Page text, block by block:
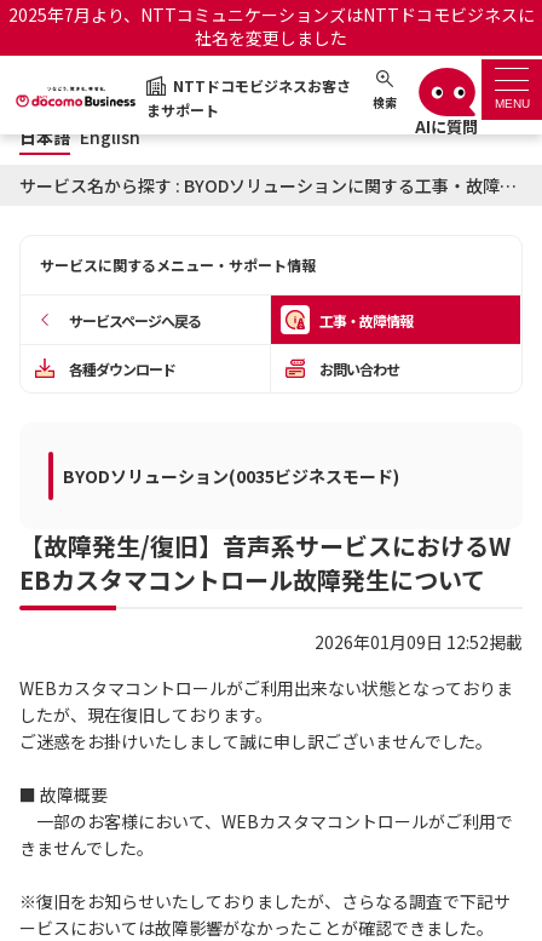
2025年7月より、NTTコミュニケーションズはNTTドコモビジネスに
社名を変更しました
NTTドコモビジネスお客さ
まサポート
検索 MENU
NTTドコモビジネスお客さまサポート 日本語 English
サポートトップ
お知らせ サポートサイトの使い方
日本語 English
サービス名から探す : BYODソリューションに関する工事・故障情報
サービスに関するメニュー・サポート情報
サービスページへ戻る 工事・故障情報
各種ダウンロード お問い合わせ
BYODソリューション(0035ビジネスモード)
【故障発生/復旧】音声系サービスにおけるW
EBカスタマコントロール故障発生について
2026年01月09日 12:52掲載
WEBカスタマコントロールがご利用出来ない状態となっておりま
したが、現在復旧しております。
ご迷惑をお掛けいたしまして誠に申し訳ございませんでした。
■ 故障概要
一部のお客様において、WEBカスタマコントロールがご利用で
きませんでした。
※復旧をお知らせいたしておりましたが、さらなる調査で下記サ
ービスにおいては故障影響がなかったことが確認できました。